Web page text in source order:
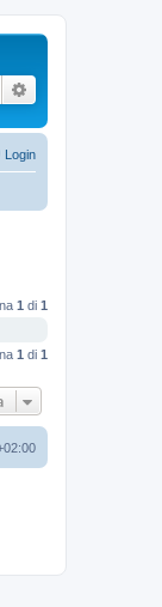
Cerca
Login
1 di 1
1 di 1